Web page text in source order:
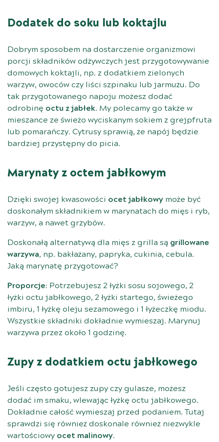
Dodatek do soku lub koktajlu
Dobrym sposobem na dostarczenie organizmowi
porcji składników odżywczych jest przygotowywanie
domowych koktajli, np. z dodatkiem zielonych
warzyw, owoców czy liści szpinaku lub jarmużu. Do
tak przygotowanego napoju możesz dodać
odrobinę octu z jabłek. My polecamy go także w
mieszance ze świeżo wyciskanym sokiem z grejpfruta
lub pomarańczy. Cytrusy sprawią, że napój będzie
bardziej przystępny do picia.
Marynaty z octem jabłkowym
Dzięki swojej kwasowości ocet jabłkowy może być
doskonałym składnikiem w marynatach do mięs i ryb,
warzyw, a nawet grzybów.
Doskonałą alternatywą dla mięs z grilla są grillowane
warzywa, np. bakłażany, papryka, cukinia, cebula.
Jaką marynatę przygotować?
Proporcje: Potrzebujesz 2 łyżki sosu sojowego, 2
łyżki octu jabłkowego, 2 łyżki startego, świeżego
imbiru, 1 łyżkę oleju sezamowego i 1 łyżeczkę miodu.
Wszystkie składniki dokładnie wymieszaj. Marynuj
warzywa przez około 1 godzinę.
Zupy z dodatkiem octu jabłkowego
Jeśli często gotujesz zupy czy gulasze, możesz
dodać im smaku, wlewając łyżkę octu jabłkowego.
Dokładnie całość wymieszaj przed podaniem. Tutaj
sprawdzi się również doskonale również niezwykle
wartościowy ocet malinowy.